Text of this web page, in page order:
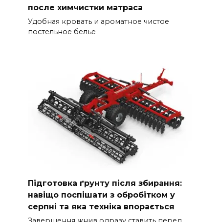
после химчистки матраса
Удобная кровать и ароматное чистое
постельное белье
Підготовка ґрунту після збирання:
навіщо поспішати з обробітком у
серпні та яка техніка впорається